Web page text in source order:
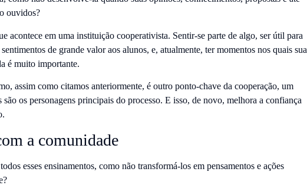
ouvidos?
acontece em uma instituição cooperativista. Sentir-se parte de algo, ser útil para
de grande valor aos alunos, e, atualmente, ter momentos nos quais sua
é muito importante.
assim como citamos anteriormente, é outro ponto-chave da cooperação, um
os personagens principais do processo. E isso, de novo, melhora a confiança
a comunidade
esses ensinamentos, como não transformá-los em pensamentos e ações